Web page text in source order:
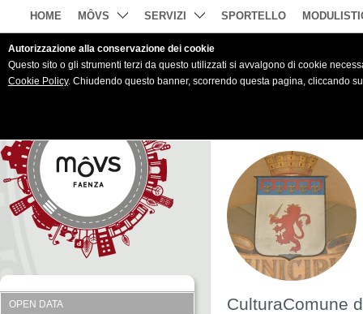
Autorizzazione alla conservazione dei cookie
Questo sito o gli strumenti terzi da questo utilizzati si avvalgono di cookie
Cookie Policy. Chiudendo questo banner, scorrendo questa pagina, cliccando
HOME MÔVS SERVIZI SPORTELLO
OPEN DATA CulturaComune